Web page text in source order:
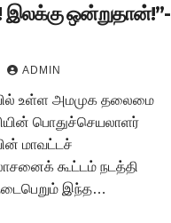
இலக்கு ஒன்றுதான்!”-
ADMIN
உள்ள அமமுக தலைமை
பொதுச்செயலாளர்
மாவட்டச்
கூட்டம் நடத்தி
இந்த…